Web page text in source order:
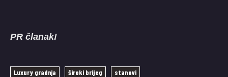
PR članak!
Luxury gradnja široki brijeg stanovi